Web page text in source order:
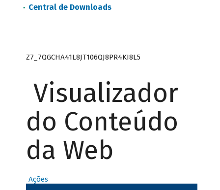
Central de Downloads
Z7_7QGCHA41L8JT106QJ8PR4KI8L5
Visualizador
do Conteúdo
da Web
Ações